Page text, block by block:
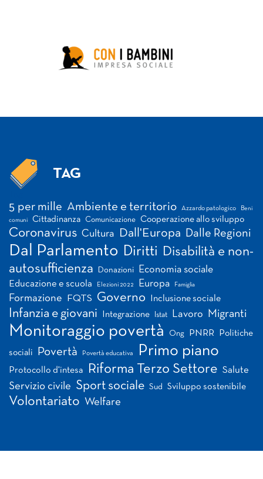
TAG
5 per mille Ambiente e territorio Azzardo patologico Beni
comuni Cittadinanza Comunicazione Cooperazione allo sviluppo
Coronavirus Cultura Dall'Europa Dalle Regioni
Dal Parlamento Diritti Disabilità e non-
autosufficienza
Donazioni Economia sociale
Educazione e scuola Elezioni 2022 Europa Famiglia
Formazione FQTS Governo Inclusione sociale
Infanzia e giovani Integrazione Istat Lavoro Migranti
Monitoraggio povertà Ong PNRR Politiche
sociali Povertà Povertà educativa Primo piano
Protocollo d'intesa Riforma Terzo Settore Salute
Servizio civile Sport sociale Sud Sviluppo sostenibile
Volontariato Welfare